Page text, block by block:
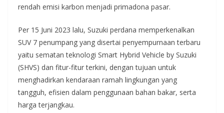
rendah emisi karbon menjadi primadona pasar.
Per 15 Juni 2023 lalu, Suzuki perdana memperkenalkan
SUV 7 penumpang yang disertai penyempurnaan terbaru
yaitu sematan teknologi Smart Hybrid Vehicle by Suzuki
(SHVS) dan fitur-fitur terkini, dengan tujuan untuk
menghadirkan kendaraan ramah lingkungan yang
tangguh, efisien dalam penggunaan bahan bakar, serta
harga terjangkau.